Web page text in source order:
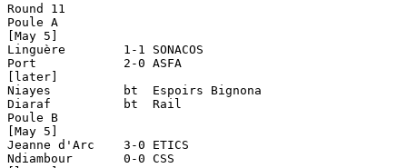
Round 11
Poule A
[May 5]
Linguère	1-1 SONACOS
Port		2-0 ASFA
[later]
Niayes		bt  Espoirs Bignona
Diaraf		bt  Rail
Poule B
[May 5]
Jeanne d'Arc	3-0 ETICS
Ndiambour	0-0 CSS